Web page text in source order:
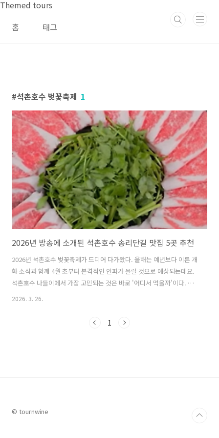
본문 바로가기
Themed tours
홈
태그
석촌호수 벚꽃축제 1
2026년 방송에 소개된 석촌호수 송리단길 맛집 5곳 추천
2026년 석촌호수 벚꽃축제가 드디어 다가왔다. 올해는 예년보다 이른 개
화 소식과 함께 4월 초부터 본격적인 인파가 몰릴 것으로 예상되는데요.
석촌호수 나들이에서 가장 고민되는 것은 바로 '어디서 먹을까'이다. 최
근 2026년 방송을 통해 소개되며 더욱 핫해진 석촌호수 송리단길 맛집들
으로 꼽히는 만큼 많은 맛집들이 많은데요, 특히 최근에 , 등 다양한 맛집
2026. 3. 26.
1
© tournwine